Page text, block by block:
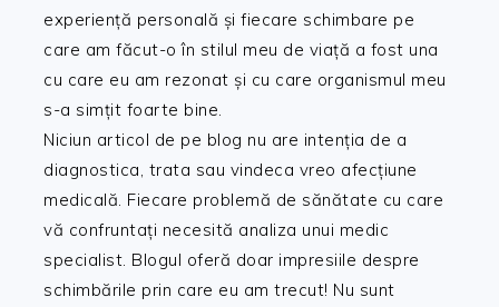
experiență personală și fiecare schimbare pe
care am făcut-o în stilul meu de viață a fost una
cu care eu am rezonat și cu care organismul meu
s-a simțit foarte bine.
Niciun articol de pe blog nu are intenția de a
diagnostica, trata sau vindeca vreo afecțiune
medicală. Fiecare problemă de sănătate cu care
vă confruntați necesită analiza unui medic
specialist. Blogul oferă doar impresiile despre
schimbările prin care eu am trecut! Nu sunt